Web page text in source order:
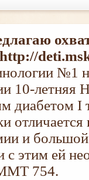
№1
10-летняя
диабетом I
и
с этим ей
754.